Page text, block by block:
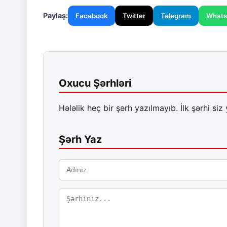
Paylaş: Facebook Twitter Telegram
Oxucu Şərhləri
Hələlik heç bir şərh yazılmayıb. İlk şərhi siz
Şərh Yaz